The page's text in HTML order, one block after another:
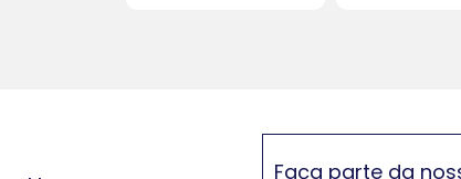
Faça parte da